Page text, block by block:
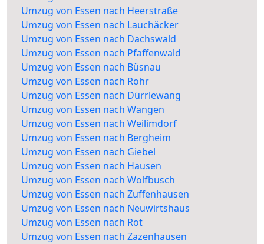
Umzug von Essen nach Heerstraße
Umzug von Essen nach Lauchäcker
Umzug von Essen nach Dachswald
Umzug von Essen nach Pfaffenwald
Umzug von Essen nach Büsnau
Umzug von Essen nach Rohr
Umzug von Essen nach Dürrlewang
Umzug von Essen nach Wangen
Umzug von Essen nach Weilimdorf
Umzug von Essen nach Bergheim
Umzug von Essen nach Giebel
Umzug von Essen nach Hausen
Umzug von Essen nach Wolfbusch
Umzug von Essen nach Zuffenhausen
Umzug von Essen nach Neuwirtshaus
Umzug von Essen nach Rot
Umzug von Essen nach Zazenhausen